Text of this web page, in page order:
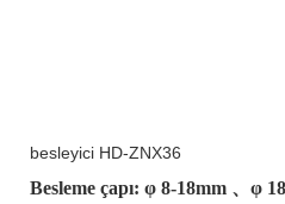
besleyici HD-ZNX36
Besleme çapı: φ 8-18mm 、φ